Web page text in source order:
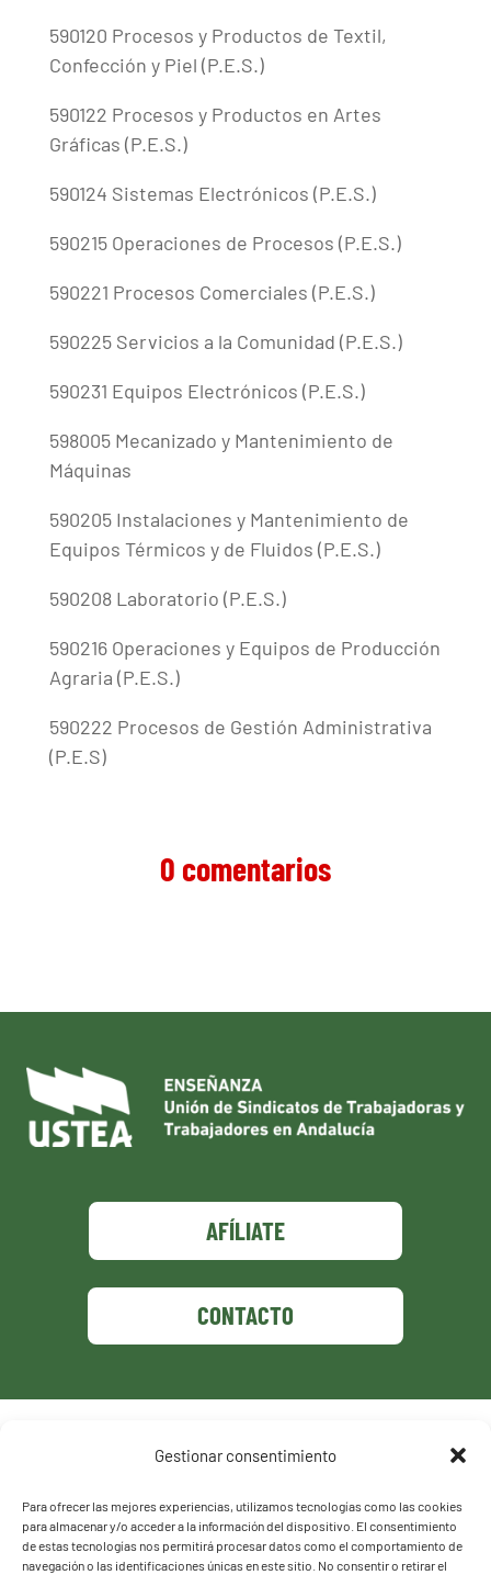
Gestionar consentimiento
Para ofrecer las mejores experiencias, utilizamos tecnologías como las cookies
para almacenar y/o acceder a la información del dispositivo. El consentimiento
de estas tecnologías nos permitirá procesar datos como el comportamiento de
navegación o las identificaciones únicas en este sitio. No consentir o retirar el
590120 Procesos y Productos de Textil,
Confección y Piel (P.E.S.)
590122 Procesos y Productos en Artes
Gráficas (P.E.S.)
590124 Sistemas Electrónicos (P.E.S.)
590215 Operaciones de Procesos (P.E.S.)
590221 Procesos Comerciales (P.E.S.)
590225 Servicios a la Comunidad (P.E.S.)
590231 Equipos Electrónicos (P.E.S.)
598005 Mecanizado y Mantenimiento de
Máquinas
590205 Instalaciones y Mantenimiento de
Equipos Térmicos y de Fluidos (P.E.S.)
590208 Laboratorio (P.E.S.)
590216 Operaciones y Equipos de Producción
Agraria (P.E.S.)
590222 Procesos de Gestión Administrativa
(P.E.S)
0 comentarios
AFÍLIATE
CONTACTO
Política de privacidad